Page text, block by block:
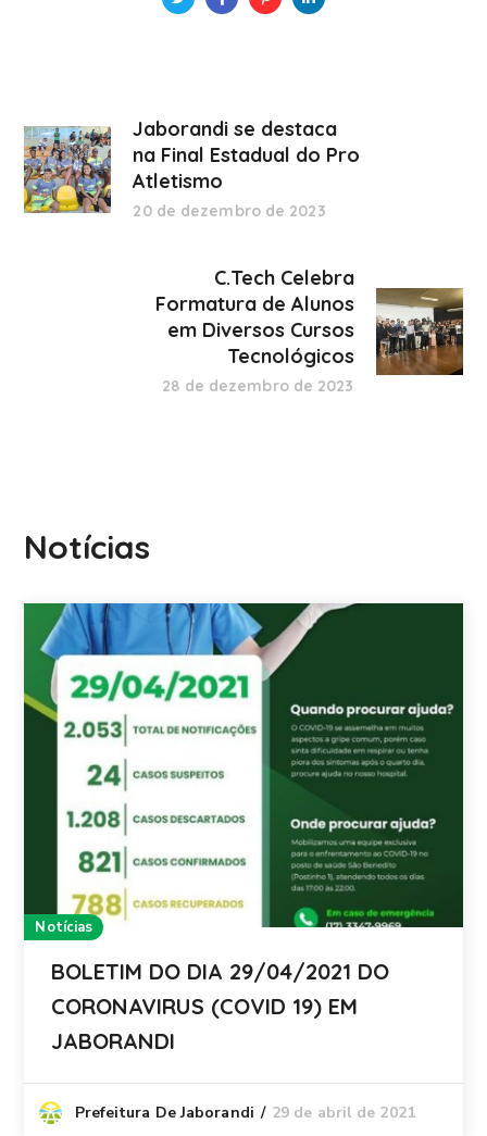
Jaborandi se destaca
na Final Estadual do Pro
Atletismo
20 de dezembro de 2023
C.Tech Celebra
Formatura de Alunos
em Diversos Cursos
Tecnológicos
28 de dezembro de 2023
Notícias
Notícias
BOLETIM DO DIA 29/04/2021 DO
CORONAVIRUS (COVID 19) EM
JABORANDI
Prefeitura De Jaborandi 29 de abril de 2021